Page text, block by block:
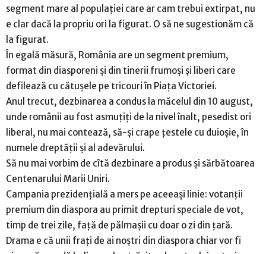
segment mare al populației care ar cam trebui extirpat, nu
e clar dacă la propriu ori la figurat. O să ne sugestionăm că
la figurat.
În egală măsură, România are un segment premium,
format din diasporeni și din tinerii frumoși și liberi care
defilează cu cătușele pe tricouri în Piața Victoriei.
Anul trecut, dezbinarea a condus la măcelul din 10 august,
unde românii au fost asmuțiți de la nivel înalt, pesedist ori
liberal, nu mai contează, să-și crape țestele cu duioșie, în
numele dreptății și al adevărului.
Să nu mai vorbim de cîtă dezbinare a produs și sărbătoarea
Centenarului Marii Uniri.
Campania prezidențială a mers pe aceeași linie: votanții
premium din diaspora au primit drepturi speciale de vot,
timp de trei zile, față de pălmașii cu doar o zi din țară.
Drama e că unii frați de ai noștri din diaspora chiar vor fi